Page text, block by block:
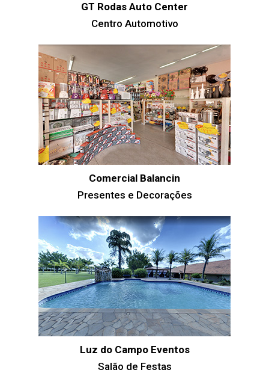
GT Rodas Auto Center
Centro Automotivo
Comercial Balancin
Presentes e Decorações
Luz do Campo Eventos
Salão de Festas